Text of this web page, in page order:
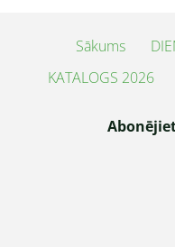
Sākums
KATALOGS 2026